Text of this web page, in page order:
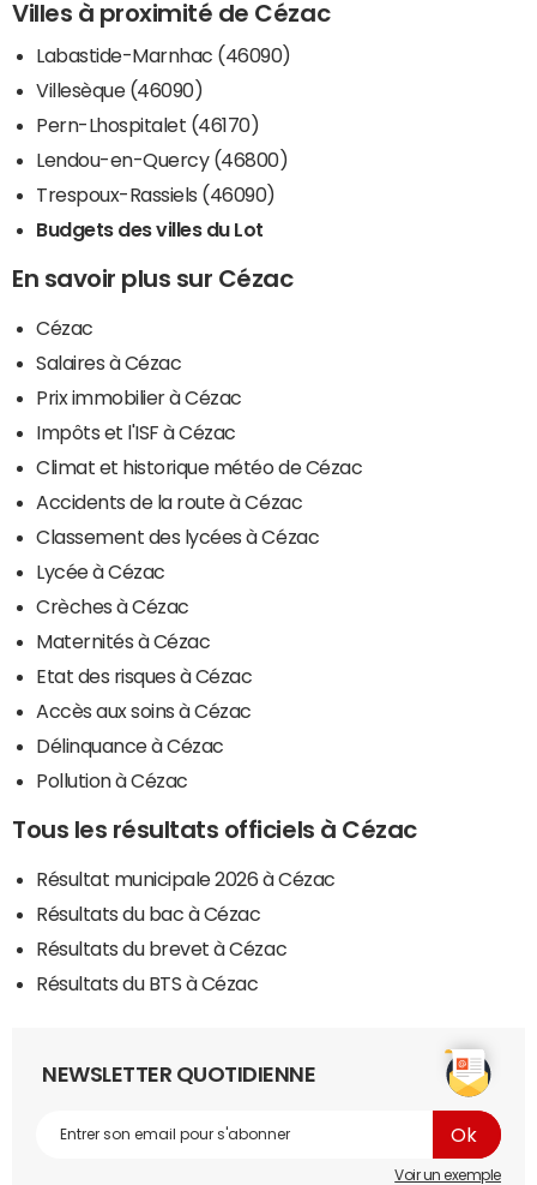
Villes à proximité de Cézac
Labastide-Marnhac (46090)
Villesèque (46090)
Pern-Lhospitalet (46170)
Lendou-en-Quercy (46800)
Trespoux-Rassiels (46090)
Budgets des villes du Lot
En savoir plus sur Cézac
Cézac
Salaires à Cézac
Prix immobilier à Cézac
Impôts et l'ISF à Cézac
Climat et historique météo de Cézac
Accidents de la route à Cézac
Classement des lycées à Cézac
Lycée à Cézac
Crèches à Cézac
Maternités à Cézac
Etat des risques à Cézac
Accès aux soins à Cézac
Délinquance à Cézac
Pollution à Cézac
Tous les résultats officiels à Cézac
Résultat municipale 2026 à Cézac
Résultats du bac à Cézac
Résultats du brevet à Cézac
Résultats du BTS à Cézac
NEWSLETTER QUOTIDIENNE
Voir un exemple